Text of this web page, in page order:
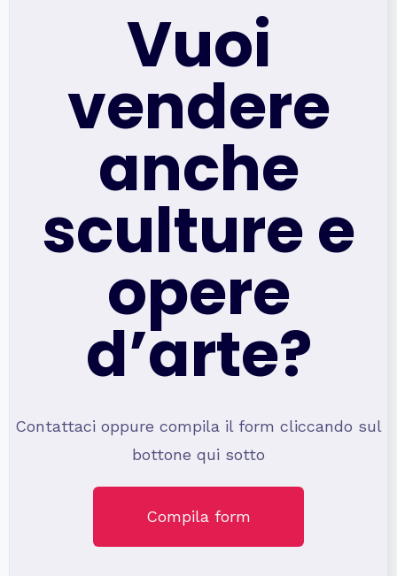
Vuoi
vendere
anche
sculture e
opere
d’arte?
Contattaci oppure compila il form cliccando sul
bottone qui sotto
Compila form